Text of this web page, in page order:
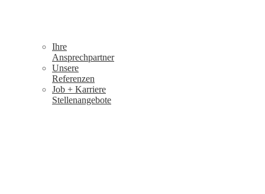
Ihre
Ansprechpartner
Unsere
Referenzen
Job + Karriere
Stellenangebote